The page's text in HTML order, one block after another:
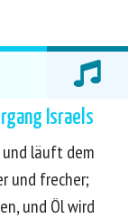
Israels
und läuft dem
und frecher;
und Öl wird